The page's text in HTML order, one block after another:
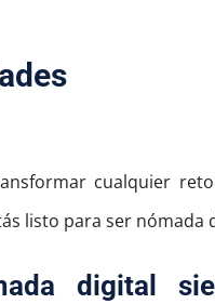
cualquier
listo para ser nómada
digital